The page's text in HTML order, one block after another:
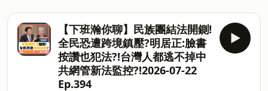
【下班瀚你聊】民族團結法開鍘!
全民恐遭跨境鎮壓?明居正:臉書
按讚也犯法?!台灣人都逃不掉中
共網管新法監控?!2026-07-22
Ep.394